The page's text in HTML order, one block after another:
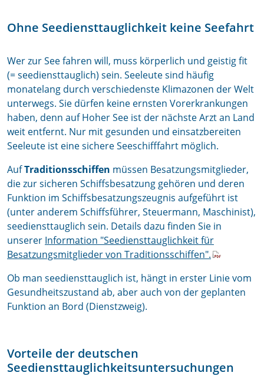
Ohne Seediensttauglichkeit keine Seefahrt
Wer zur See fahren will, muss körperlich und geistig fit
(= seediensttauglich) sein. Seeleute sind häufig
monatelang durch verschiedenste Klimazonen der Welt
unterwegs. Sie dürfen keine ernsten Vorerkrankungen
haben, denn auf Hoher See ist der nächste Arzt an Land
weit entfernt. Nur mit gesunden und einsatzbereiten
Seeleute ist eine sichere Seeschifffahrt möglich.
AufTraditionsschiffen müssen Besatzungsmitglieder,
die zur sicheren Schiffsbesatzung gehören und deren
Funktion im Schiffsbesatzungszeugnis aufgeführt ist
(unter anderem Schiffsführer, Steuermann, Maschinist),
seediensttauglich sein. Details dazu finden Sie in
unserer Information "Seediensttauglichkeit für
Besatzungsmitglieder von Traditionsschiffen".
Ob man seediensttauglich ist, hängt in erster Linie vom
Gesundheitszustand ab, aber auch von der geplanten
Funktion an Bord (Dienstzweig).
Vorteile der deutschen
Seediensttauglichkeitsuntersuchungen